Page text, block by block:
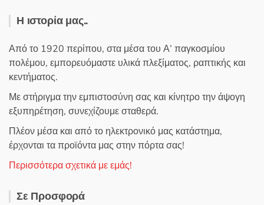
Η ιστορία μας..
Από το 1920 περίπου, στα μέσα του Α’ παγκοσμίου
πολέμου, εμπορευόμαστε υλικά πλεξίματος, ραπτικής και
κεντήματος.
Με στήριγμα την εμπιστοσύνη σας και κίνητρο την άψογη
εξυπηρέτηση, συνεχίζουμε σταθερά.
Πλέον μέσα και από το ηλεκτρονικό μας κατάστημα,
έρχονται τα προϊόντα μας στην πόρτα σας!
Περισσότερα σχετικά με εμάς!
Σε Προσφορά